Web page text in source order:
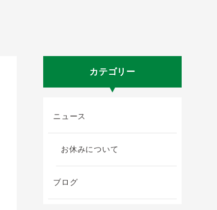
カテゴリー
ニュース
お休みについて
ブログ